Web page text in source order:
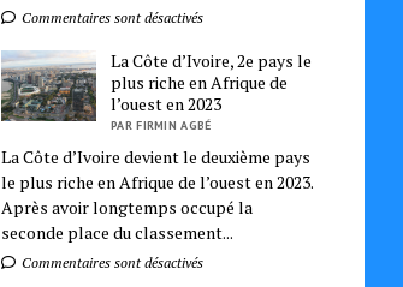
Commentaires sont désactivés
La Côte d’Ivoire, 2e pays le
plus riche en Afrique de
l’ouest en 2023
PAR FIRMIN AGBÉ
La Côte d’Ivoire devient le deuxième pays
le plus riche en Afrique de l’ouest en 2023.
Après avoir longtemps occupé la
seconde place du classement...
Commentaires sont désactivés